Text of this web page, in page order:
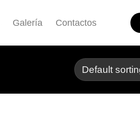
Galería Contactos